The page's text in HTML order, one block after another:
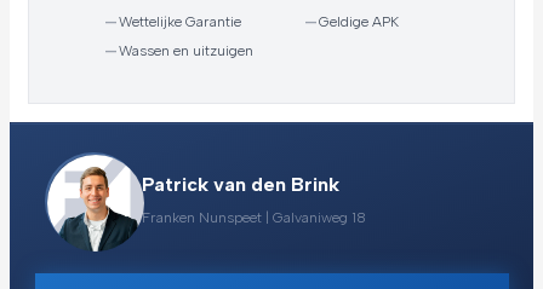
—Wettelijke Garantie —Geldige APK
—Wassen en uitzuigen
Patrick van den Brink
Franken Nunspeet | Galvaniweg 18